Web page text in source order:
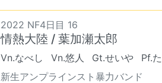
2022 NF4日目 16
情熱大陸 / 葉加瀬太郎
Vn.なべし Vn.悠人 Gt.せいや Pf.
新生アンプラインスト暴力バンド